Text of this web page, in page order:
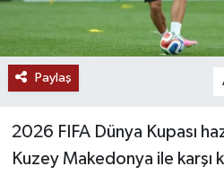
Paylaş
2026 FIFA Dünya Kupası
Kuzey Makedonya ile karşı
YAŞAM